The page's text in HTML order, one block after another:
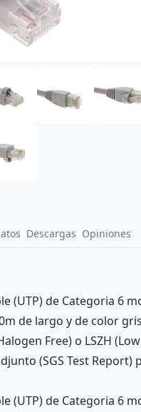
Descargas Opiniones
(UTP) de Categoria 6
de largo y de color
Free) o LSZH
(SGS Test
(UTP) de Categoria 6